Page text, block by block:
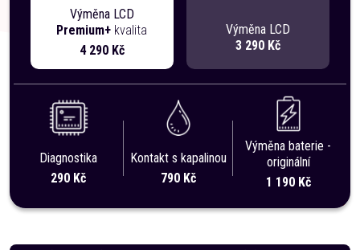
Výměna LCD
Premium+ kvalita
4 290 Kč
Výměna LCD
3 290 Kč
Diagnostika
290 Kč
Kontakt s kapalinou
790 Kč
Výměna baterie -
originální
1 190 Kč